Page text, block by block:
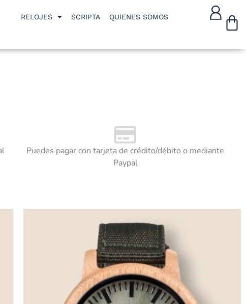
RELOJES SCRIPTA QUIENES SOMOS
Puedes pagar con tarjeta de crédito/débito o mediante
Paypal